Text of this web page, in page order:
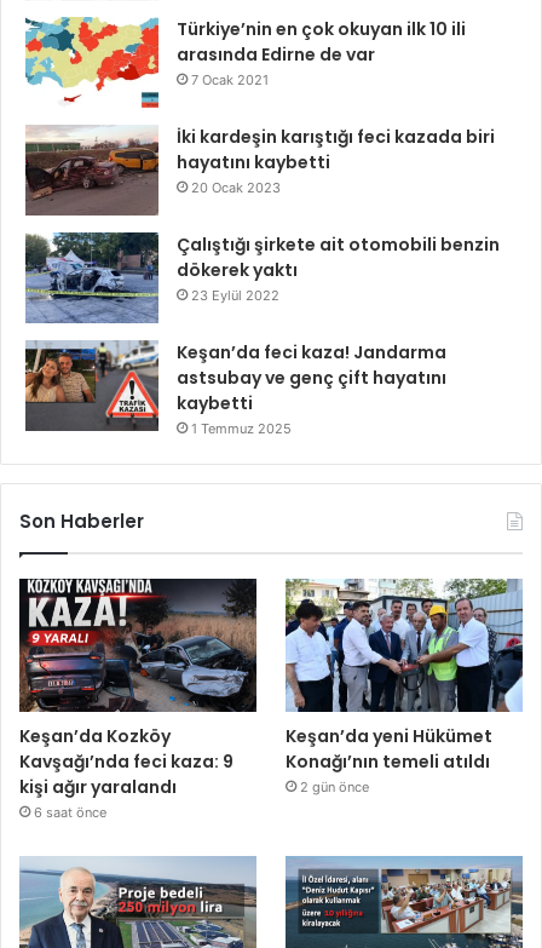
Türkiye’nin en çok okuyan ilk 10 ili
arasında Edirne de var
7 Ocak 2021
İki kardeşin karıştığı feci kazada biri
hayatını kaybetti
20 Ocak 2023
Çalıştığı şirkete ait otomobili benzin
dökerek yaktı
23 Eylül 2022
Keşan’da feci kaza! Jandarma
astsubay ve genç çift hayatını
kaybetti
1 Temmuz 2025
Son Haberler
Keşan’da Kozköy
Kavşağı’nda feci kaza: 9
kişi ağır yaralandı
6 saat önce
Keşan’da yeni Hükümet
Konağı’nın temeli atıldı
2 gün önce